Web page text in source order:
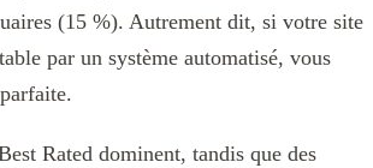
(15 %). Autrement dit, si votre site
par un système automatisé, vous
Rated dominent, tandis que des